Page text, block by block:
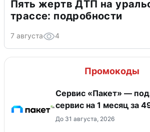
Пять жертв ДТП на
трассе: подробности
7 августа 4
Промокоды
Сервис «Пакет» — подключите
сервис на 1 месяц за
До 31 августа, 2026